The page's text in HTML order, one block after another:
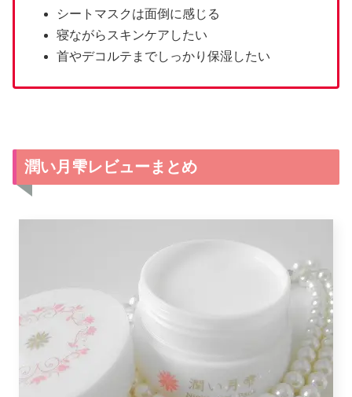
シートマスクは面倒に感じる
寝ながらスキンケアしたい
首やデコルテまでしっかり保湿したい
潤い月雫レビューまとめ